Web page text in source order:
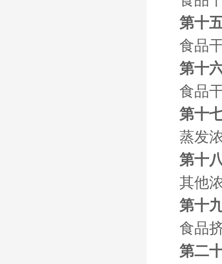
第十
食品
第十
食品
第十
蒸发
第十
其他
第十
食品
第二